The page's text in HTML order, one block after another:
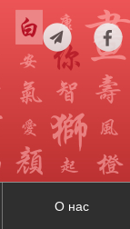
О нас